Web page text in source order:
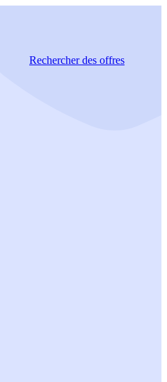
Rechercherdes offres